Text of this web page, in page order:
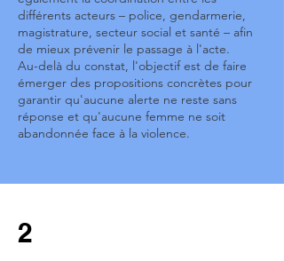
différents acteurs – police, gendarmerie,
magistrature, secteur social et santé – afin
de mieux prévenir le passage à l'acte.
Au-delà du constat, l'objectif est de faire
émerger des propositions concrètes pour
garantir qu'aucune alerte ne reste sans
réponse et qu'aucune femme ne soit
abandonnée face à la violence.
2